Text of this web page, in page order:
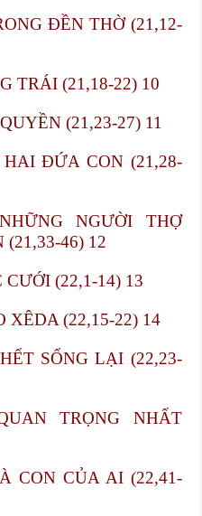
ĐỀN THỜ (21,12-
TRÁI (21,18-22) 10
(21,23-27) 11
ĐỨA CON (21,28-
NGƯỜI THỢ
46) 12
(22,1-14) 13
XÊDA (22,15-22) 14
SỐNG LẠI (22,23-
TRỌNG NHẤT
CON CỦA AI (22,41-